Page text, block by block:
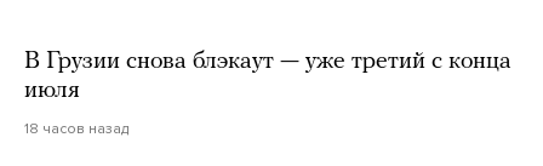
В Грузии снова блэкаут — уже третий с конца
июля
18 часов назад